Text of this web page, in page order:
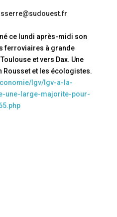
ce lundi après-midi son
ferroviaires à grande
et vers Dax. Une
Rousset et les écologistes.
lgv/lgv-a-la-
une-large-majorite-pour-